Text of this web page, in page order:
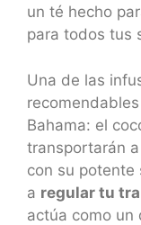
un té hecho
para todos tus
Una de las
Bahama: el
transportarán
con su potente
a regular tu
actúa como un